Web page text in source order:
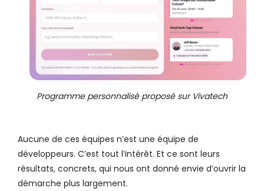
Programme personnalisé proposé sur Vivatech
Aucune de ces équipes n’est une équipe de
développeurs. C’est tout l’intérêt. Et ce sont leurs
résultats, concrets, qui nous ont donné envie d’ouvrir la
démarche plus largement.